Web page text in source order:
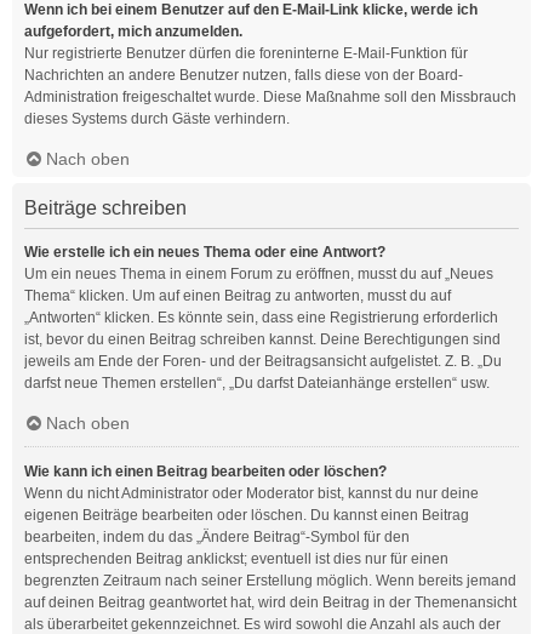
Wenn ich bei einem Benutzer auf den E-Mail-Link klicke, werde ich
aufgefordert, mich anzumelden.
Nur registrierte Benutzer dürfen die foreninterne E-Mail-Funktion für
Nachrichten an andere Benutzer nutzen, falls diese von der Board-
Administration freigeschaltet wurde. Diese Maßnahme soll den Missbrauch
dieses Systems durch Gäste verhindern.
Nach oben
Beiträge schreiben
Wie erstelle ich ein neues Thema oder eine Antwort?
Um ein neues Thema in einem Forum zu eröffnen, musst du auf „Neues
Thema“ klicken. Um auf einen Beitrag zu antworten, musst du auf
„Antworten“ klicken. Es könnte sein, dass eine Registrierung erforderlich
ist, bevor du einen Beitrag schreiben kannst. Deine Berechtigungen sind
jeweils am Ende der Foren- und der Beitragsansicht aufgelistet. Z. B. „Du
darfst neue Themen erstellen“, „Du darfst Dateianhänge erstellen“ usw.
Nach oben
Wie kann ich einen Beitrag bearbeiten oder löschen?
Wenn du nicht Administrator oder Moderator bist, kannst du nur deine
eigenen Beiträge bearbeiten oder löschen. Du kannst einen Beitrag
bearbeiten, indem du das „Ändere Beitrag“-Symbol für den
entsprechenden Beitrag anklickst; eventuell ist dies nur für einen
begrenzten Zeitraum nach seiner Erstellung möglich. Wenn bereits jemand
auf deinen Beitrag geantwortet hat, wird dein Beitrag in der Themenansicht
als überarbeitet gekennzeichnet. Es wird sowohl die Anzahl als auch der